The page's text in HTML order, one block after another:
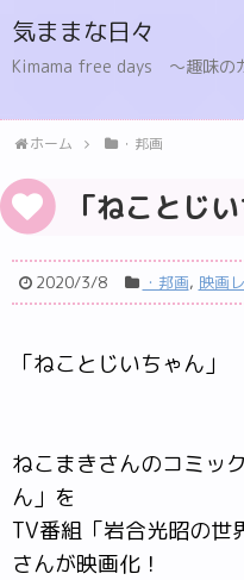
気ままな日々
Kimama free days 〜趣味の
ホーム ・邦画
「ねことじ
2020/3/8 ・邦画, 映画
「ねことじいちゃん」
ねこまきさんのコミッ
ん」を
TV番組「岩合光昭の世
さんが映画化！